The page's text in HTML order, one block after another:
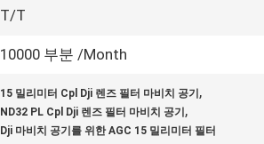
T/T
10000 부분 /Month
15 밀리미터 Cpl Dji 렌즈 필터 마비치 공기 ,
ND32 PL Cpl Dji 렌즈 필터 마비치 공기 ,
Dji 마비치 공기를 위한 AGC 15 밀리미터 필터